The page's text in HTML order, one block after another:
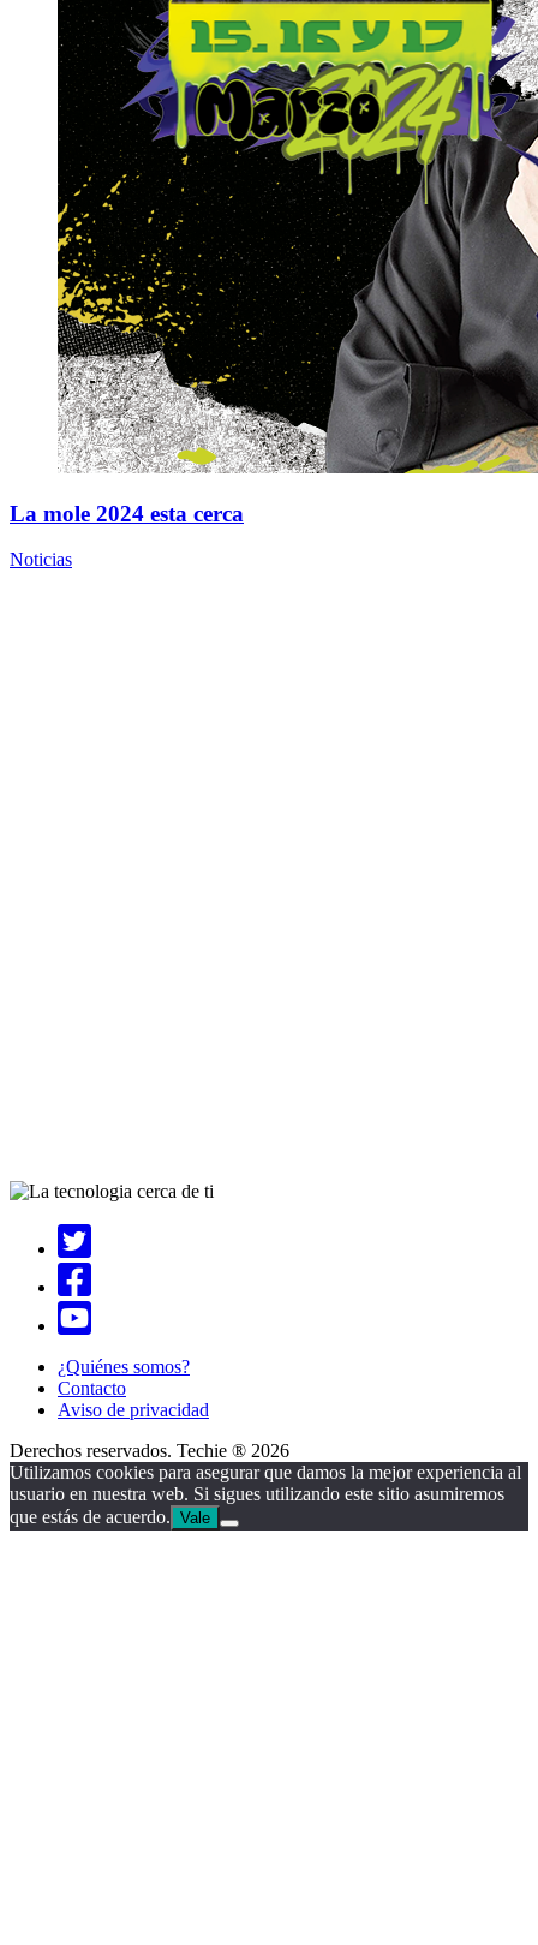
La mole 2024 esta cerca
Noticias
¿Quiénes somos?
Contacto
Aviso de privacidad
Derechos reservados. Techie ® 2026
Utilizamos cookies para asegurar que damos la mejor experiencia al
usuario en nuestra web. Si sigues utilizando este sitio asumiremos
que estás de acuerdo. Vale